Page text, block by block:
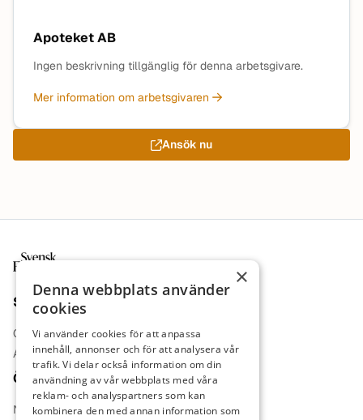
Apoteket AB
Ingen beskrivning tillgänglig för denna arbetsgivare.
Mer information om arbetsgivaren
Ansök nu
Sajt
Om oss
Annonsera
Övrigt
Nyheter
×
Denna webbplats använder
cookies
Vi använder cookies för att anpassa
innehåll, annonser och för att analysera vår
trafik. Vi delar också information om din
användning av vår webbplats med våra
reklam- och analyspartners som kan
kombinera den med annan information som